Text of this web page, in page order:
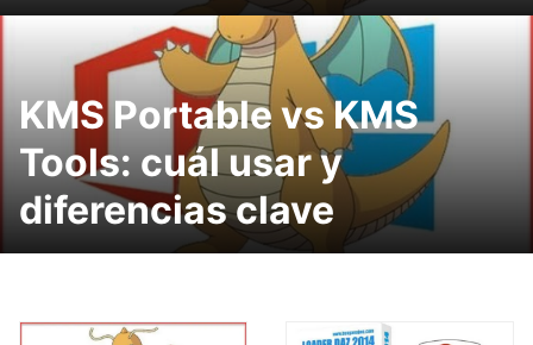
KMS Portable vs KMS
Tools: cuál usar y
diferencias clave